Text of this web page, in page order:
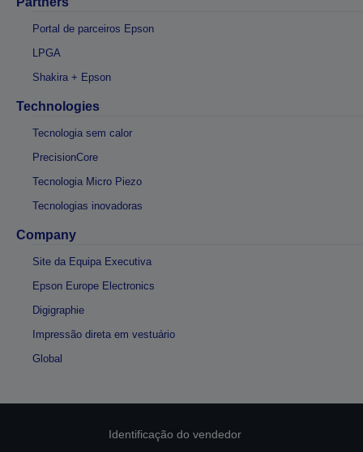
Portal de parceiros Epson
LPGA
Shakira + Epson
Technologies
Tecnologia sem calor
PrecisionCore
Tecnologia Micro Piezo
Tecnologias inovadoras
Company
Site da Equipa Executiva
Epson Europe Electronics
Digigraphie
Impressão direta em vestuário
Global
Identificação do vendedor